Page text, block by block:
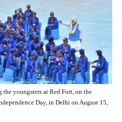
the youngsters at Red Fort, on the
Day, in Delhi on August 15,